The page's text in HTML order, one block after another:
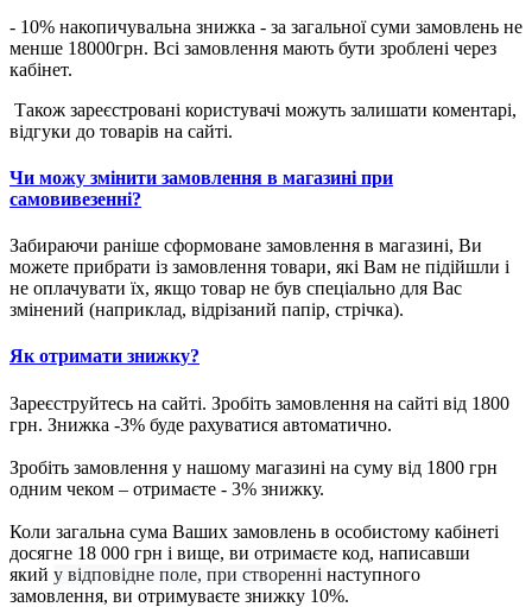
- 10% накопичувальна знижка - за загальної суми замовлень не
менше 18000грн. Всі замовлення мають бути зроблені через
кабінет.
Також зареєстровані користувачі можуть залишати коментарі,
відгуки до товарів на сайті.
Чи можу змінити замовлення в магазині при
самовивезенні?
Забираючи раніше сформоване замовлення в магазині, Ви
можете прибрати із замовлення товари, які Вам не підійшли і
не оплачувати їх, якщо товар не був спеціально для Вас
змінений (наприклад, відрізаний папір, стрічка).
Як отримати знижку?
Зареєструйтесь на сайті. Зробіть замовлення на сайті від 1800
грн. Знижка -3% буде рахуватися автоматично.
Зробіть замовлення у нашому магазині на суму від 1800 грн
одним чеком – отримаєте - 3% знижку.
Коли загальна сума Ваших замовлень в особистому кабінеті
досягне 18 000 грн і вище, ви отримаєте код, написавши
який у відповідне поле, при створенні наступного
замовлення, ви отримуваєте знижку 10%.